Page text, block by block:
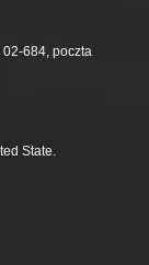
02-684, poczta
State.